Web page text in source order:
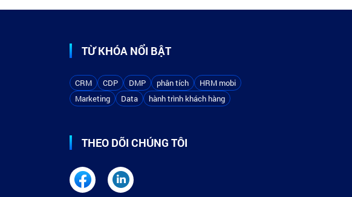
TỪ KHÓA NỔI BẬT
CRM CDP DMP phân tích
HRM mobi
Marketing
Data hành trình khách hàng
THEO DÕI CHÚNG TÔI